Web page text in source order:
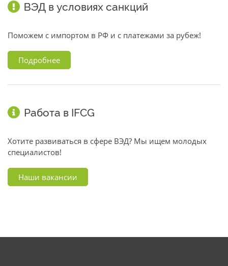
ВЭД в условиях санкций
Поможем с импортом в РФ и с платежами за рубеж!
Подробнее
Работа в IFCG
Хотите развиваться в сфере ВЭД? Мы ищем молодых
специалистов!
Наши вакансии